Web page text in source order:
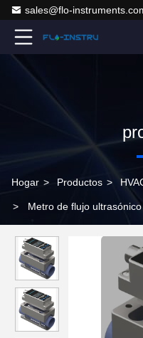
sales@flo-
Hogar > Productos >
> Metro de flujo